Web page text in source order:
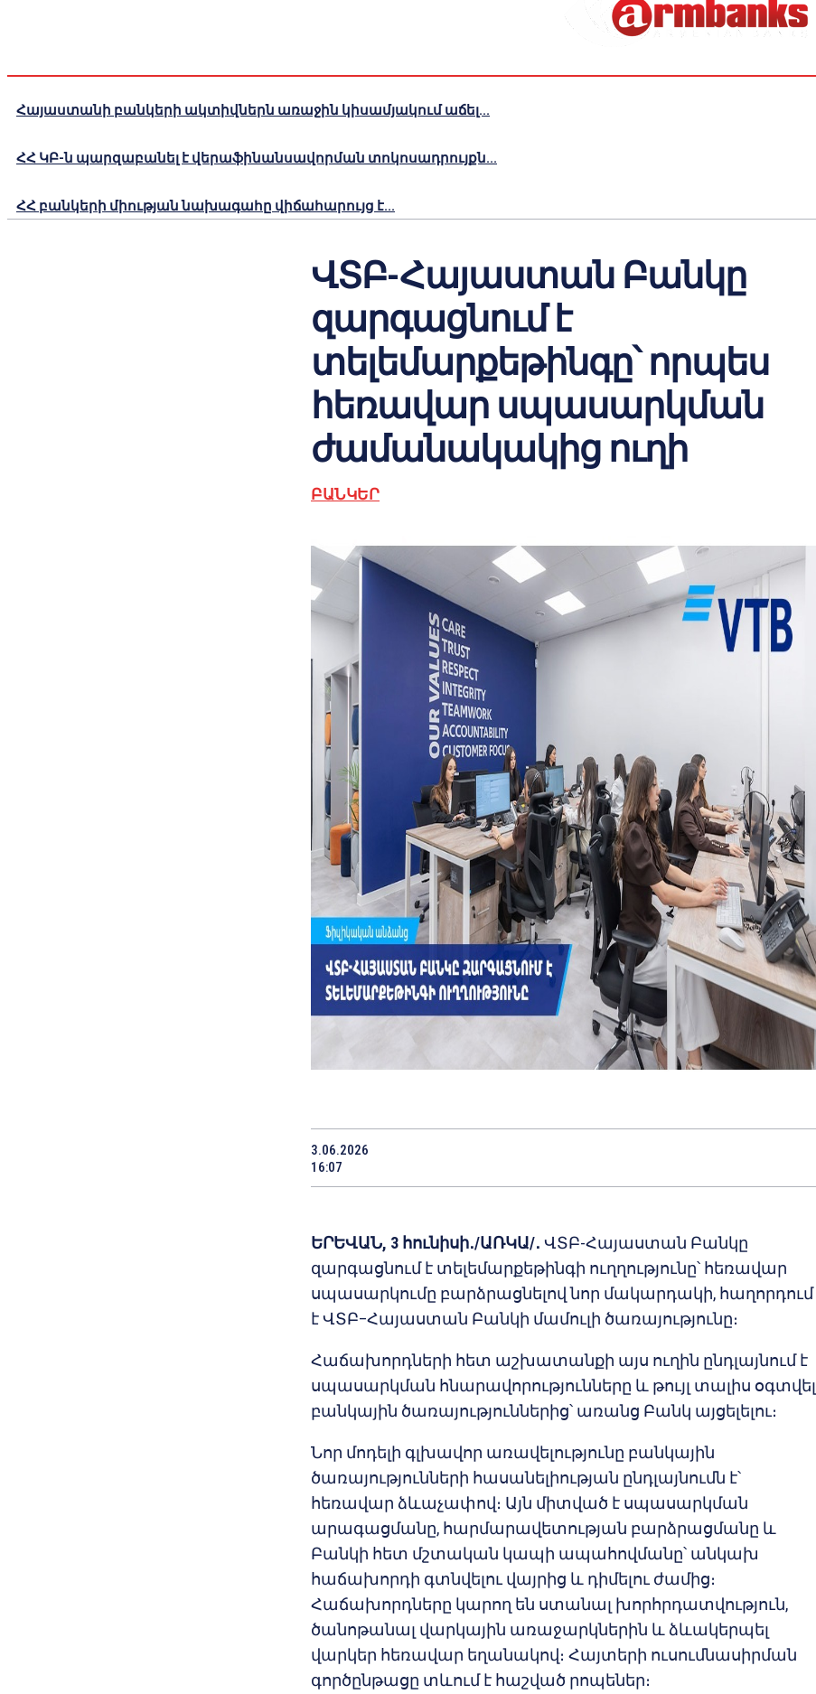
Հայաստանի բանկերի ակտիվներն առաջին կիսամյակում աճել...
ՀՀ ԿԲ-ն պարզաբանել է վերաֆինանսավորման տոկոսադրույքն...
ՀՀ բանկերի միության նախագահը վիճահարույց է...
ՎՏԲ-Հայաստան Բանկը
զարգացնում է
տելեմարքեթինգը՝ որպես
հեռավար սպասարկման
ժամանակակից ուղի
ԲԱՆԿԵՐ
3.06.2026
16:07
ԵՐԵՎԱՆ, 3 հունիսի․/ԱՌԿԱ/․ ՎՏԲ-Հայաստան Բանկը
զարգացնում է տելեմարքեթինգի ուղղությունը՝ հեռավար
սպասարկումը բարձրացնելով նոր մակարդակի, հաղորդում
է ՎՏԲ–Հայաստան Բանկի մամուլի ծառայությունը։
Հաճախորդների հետ աշխատանքի այս ուղին ընդլայնում է
սպասարկման հնարավորությունները և թույլ տալիս օգտվել
բանկային ծառայություններից՝ առանց Բանկ այցելելու։
Նոր մոդելի գլխավոր առավելությունը բանկային
ծառայությունների հասանելիության ընդլայնումն է՝
հեռավար ձևաչափով։ Այն միտված է սպասարկման
արագացմանը, հարմարավետության բարձրացմանը և
Բանկի հետ մշտական կապի ապահովմանը՝ անկախ
հաճախորդի գտնվելու վայրից և դիմելու ժամից։
Հաճախորդները կարող են ստանալ խորհրդատվություն,
ծանոթանալ վարկային առաջարկներին և ձևակերպել
վարկեր հեռավար եղանակով։ Հայտերի ուսումնասիրման
գործընթացը տևում է հաշված րոպեներ։